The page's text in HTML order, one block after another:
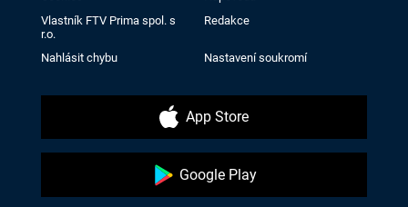
Vlastník FTV Prima spol. s
r.o.
Redakce
Nahlásit chybu Nastavení soukromí
App Store
Google Play